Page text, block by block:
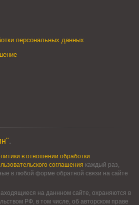
персональных данных
.
в отношении обработки
соглашения каждый раз,
в любой форме обратной связи на сайте
на даннном сайте, охраняются в
РФ, в том числе, об авторском праве